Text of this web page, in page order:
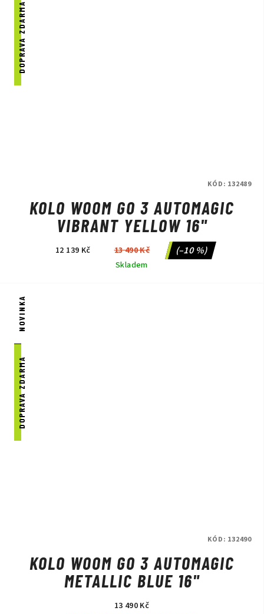
DOPRAVA ZDARMA
KOLO WOOM GO 3 AUTOMAGIC
VIBRANT YELLOW 16"
12 139 Kč 13 490 Kč (–10 %)
Skladem
KÓD: 132489
NOVINKA
DOPRAVA ZDARMA
KOLO WOOM GO 3 AUTOMAGIC
METALLIC BLUE 16"
13 490 Kč
KÓD: 132490